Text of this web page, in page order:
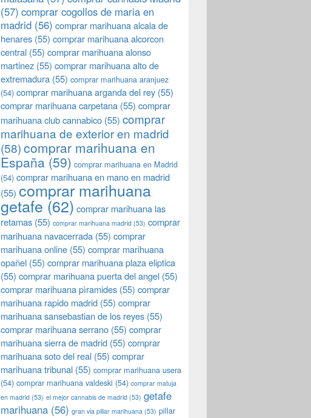
(57) comprar cogollos de maria en
madrid (56) comprar marihuana alcala de
henares (55) comprar marihuana alcorcon
central (55) comprar marihuana alonso
martinez (55) comprar marihuana alto de
extremadura (55) comprar marihuana aranjuez
(54) comprar marihuana arganda del rey (55)
comprar marihuana carpetana (55) comprar
marihuana club cannabico (55) comprar
marihuana de exterior en madrid
(58)comprar marihuana en
España (59) comprar marihuana en Madrid
(54) comprar marihuana en mano en madrid
(55) comprar marihuana
getafe (62) comprar marihuana las
retamas (55) comprar marihuana madrid (53) comprar
marihuana navacerrada (55) comprar
marihuana online (55) comprar marihuana
opañel (55) comprar marihuana plaza eliptica
(55) comprar marihuana puerta del angel (55)
comprar marihuana pìramides (55) comprar
marihuana rapido madrid (55) comprar
marihuana sansebastian de los reyes (55)
comprar marihuana serrano (55) comprar
marihuana sierra de madrid (55) comprar
marihuana soto del real (55) comprar
marihuana tribunal (55) comprar marihuana usera
(54) comprar marihuana valdeski (54) comprar matuja
en madrid (53) el mejor cannabis de madrid (53) getafe
marihuana (56) gran via pillar marihuana (53) pillar